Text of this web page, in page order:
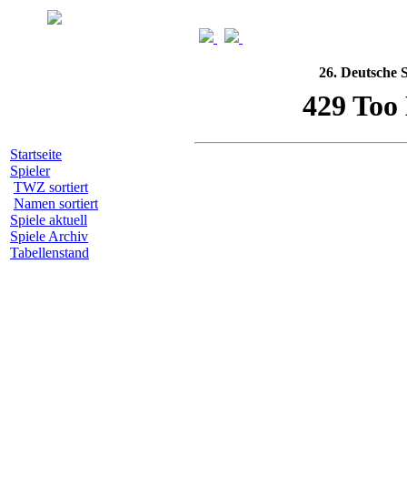
Startseite
Spieler
TWZ sortiert
Namen sortiert
Spiele aktuell
Spiele Archiv
Tabellenstand
26. Deutsche